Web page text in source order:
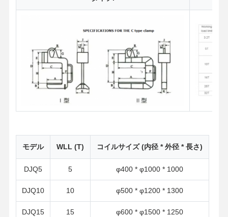
モデル WLL (T) コイルサイズ (内径 * 外径 * 長さ)
DJQ5 5 φ400 * φ1000 * 1000
DJQ10 10 φ500 * φ1200 * 1300
DJQ15 15 φ600 * φ1500 * 1250